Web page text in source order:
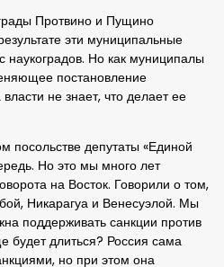
Протвино и Пущино
эти муниципальные
наукоградов. Но как муниципалы
постановление
не знает, что делает ее
посольстве депутаты «Единой
Но это мы много лет
на Восток. Говорили о том,
Никарагуа и Венесуэлой. Мы
поддерживать санкции против
будет длиться? Россия сама
но при этом она